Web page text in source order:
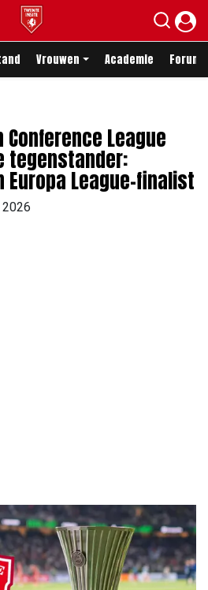
Vrouwen Academie Forum
Conference League
tegenstander:
League-finalist
Mail
via link